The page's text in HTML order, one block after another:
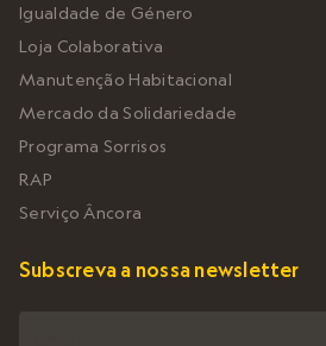
Igualdade de Género
Loja Colaborativa
Manutenção Habitacional
Mercado da Solidariedade
Programa Sorrisos
RAP
Serviço Âncora
Subscreva a nossa newsletter